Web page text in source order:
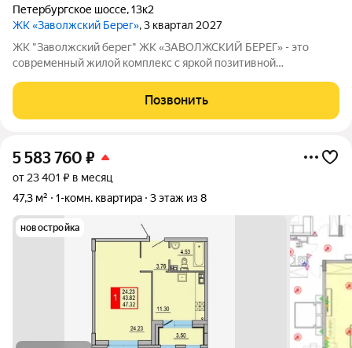
Петербургское шоссе,13к2
ЖК «Заволжский Берег», 3 квартал 2027
ЖК "Заволжский берег" ЖК «ЗАВОЛЖСКИЙ БЕРЕГ» - это
современный жилой комплекс с яркой позитивной
состоящий из пятнадцати 8-этажных секций, которые
образуют три полузамкнутых двора с раскрытием
Позвонить
5 583 760 ₽
от 23 401 ₽ в месяц
47,3 м²
1-комн. квартира 3 этаж из 8
новостройка